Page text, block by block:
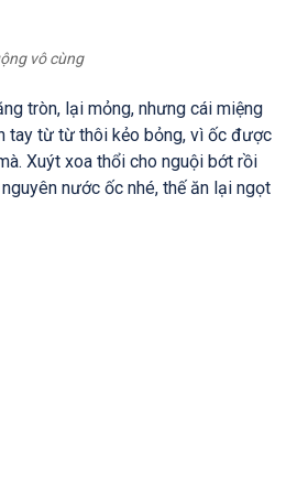
vô cùng
tròn, lại mỏng, nhưng cái miệng
tay từ từ thôi kẻo bỏng, vì ốc được
Xuýt xoa thổi cho nguội bớt rồi
nước ốc nhé, thế ăn lại ngọt